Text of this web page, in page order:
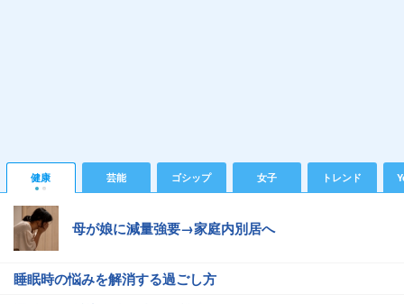
健康 芸能 ゴシップ 女子 トレンド
母が娘に減量強要→家庭内別居へ
睡眠時の悩みを解消する過ごし方